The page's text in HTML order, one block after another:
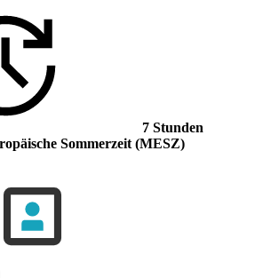
7 Stunden
Sommerzeit (MESZ)